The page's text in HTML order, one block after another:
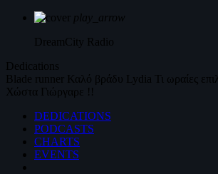
play_arrow
DreamCity Radio
Dedications
Blade runner Καλό βράδυ Lydia Τι ωραίες
Χώστα Γιώργαρε !!
DEDICATIONS
PODCASTS
CHARTS
EVENTS